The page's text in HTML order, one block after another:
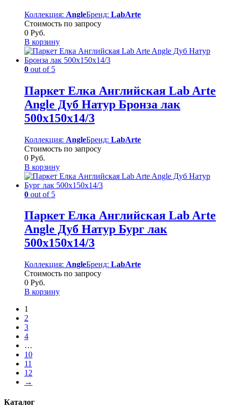
Коллекция: AngleБренд: LabArte
Стоимость по запросу
0 Руб.
В корзину
0 out of 5
Паркет Елка Английская Lab Arte
Angle Дуб Натур Бронза лак
500х150х14/3
Коллекция: AngleБренд: LabArte
Стоимость по запросу
0 Руб.
В корзину
0 out of 5
Паркет Елка Английская Lab Arte
Angle Дуб Натур Бург лак
500х150х14/3
Коллекция: AngleБренд: LabArte
Стоимость по запросу
0 Руб.
В корзину
1
2
3
4
…
10
11
12
→
Каталог